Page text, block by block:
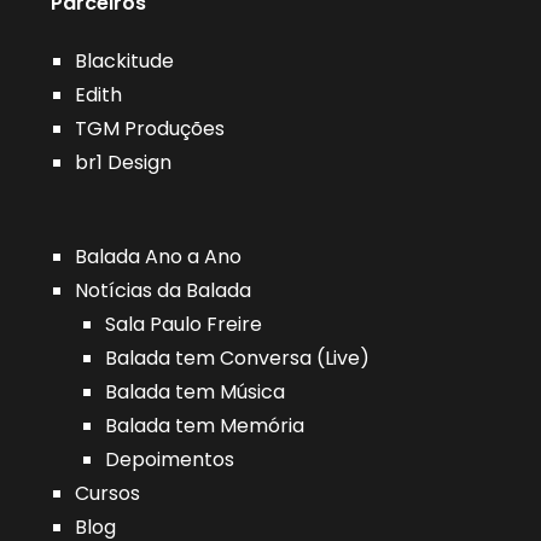
Blackitude
Edith
TGM Produções
br1 Design
Balada Ano a Ano
Notícias da Balada
Sala Paulo Freire
Balada tem Conversa (Live)
Balada tem Música
Balada tem Memória
Depoimentos
Cursos
Blog